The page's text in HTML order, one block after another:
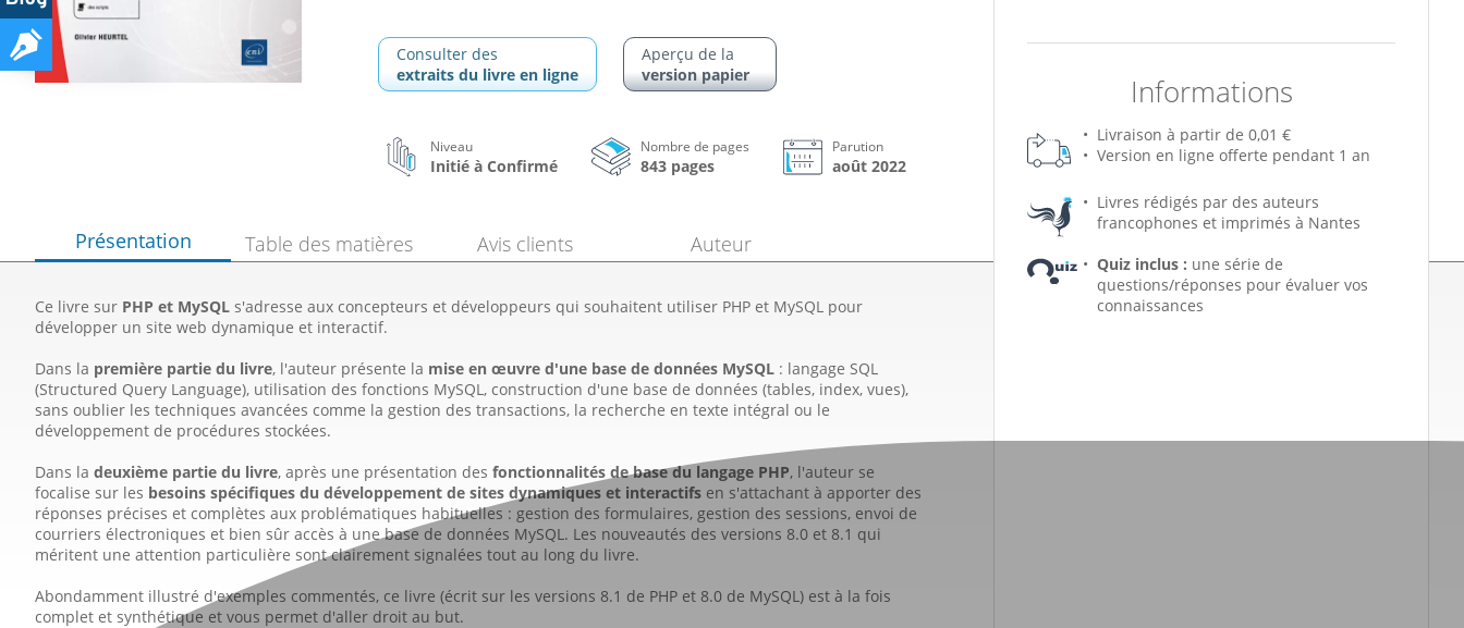
Informations
Livraison à partir de 0,01 €
Version en ligne offerte pendant 1 an
Livres rédigés par des auteurs
francophones et imprimés à Nantes
Quiz inclus : une série de
questions/réponses pour évaluer vos
connaissances
Consulter des
extraits du livre en ligne
Aperçu de la
version papier
Niveau
Initié à Confirmé
Nombre de pages
843 pages
Parution
août 2022
Présentation
Ce livre sur PHP et MySQL s'adresse aux concepteurs et développeurs qui souhaitent utiliser PHP et MySQL pour
développer un site web dynamique et interactif.
Dans la première partie du livre, l'auteur présente la mise en œuvre d'une base de données MySQL : langage SQL
(Structured Query Language), utilisation des fonctions MySQL, construction d'une base de données (tables, index, vues),
sans oublier les techniques avancées comme la gestion des transactions, la recherche en texte intégral ou le
développement de procédures stockées.
Dans la deuxième partie du livre, après une présentation des fonctionnalités de base du langage PHP, l'auteur se
focalise sur les besoins spécifiques du développement de sites dynamiques et interactifs en s'attachant à apporter des
réponses précises et complètes aux problématiques habituelles : gestion des formulaires, gestion des sessions, envoi de
courriers électroniques et bien sûr accès à une base de données MySQL. Les nouveautés des versions 8.0 et 8.1 qui
méritent une attention particulière sont clairement signalées tout au long du livre.
Abondamment illustré d'exemples commentés, ce livre (écrit sur les versions 8.1 de PHP et 8.0 de MySQL) est à la fois
complet et synthétique et vous permet d'aller droit au but.
Table des matières Avis clients Auteur